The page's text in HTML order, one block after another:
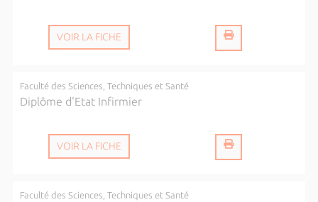
VOIR LA FICHE
Faculté des Sciences, Techniques et Santé
Diplôme d'Etat Infirmier
VOIR LA FICHE
Faculté des Sciences, Techniques et Santé